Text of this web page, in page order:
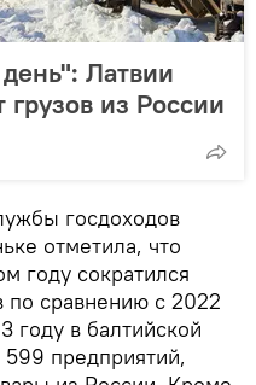
Латвии
грузов из России
госдоходов
отметила, что
году сократился
по сравнению с 2022
году в балтийской
предприятий,